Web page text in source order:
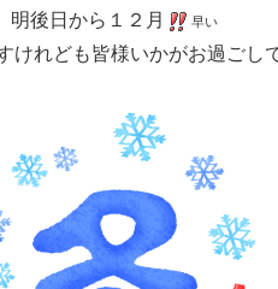
明後日から１２月
早い
けれども皆様いかがお過ごし